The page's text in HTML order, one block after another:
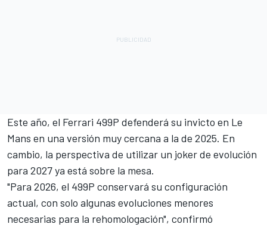
Este año, el Ferrari 499P defenderá su invicto en Le
Mans en una versión muy cercana a la de 2025. En
cambio, la perspectiva de utilizar un joker de evolución
para 2027 ya está sobre la mesa.
"Para 2026, el 499P conservará su configuración
actual, con solo algunas evoluciones menores
necesarias para la rehomologación", confirmó